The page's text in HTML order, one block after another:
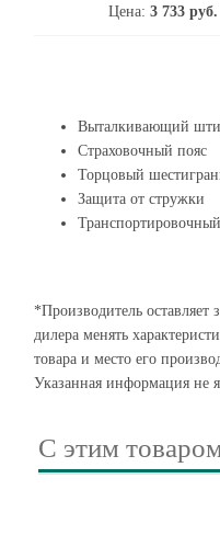
Цена: 3 733 руб.
Выталкивающий
Страховочный пояс
Торцовый
Защита от стружки
*Производитель оставляет
дилера менять
товара и место его
Указанная информация не
С этим